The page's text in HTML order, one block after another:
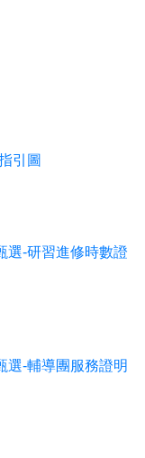
引圖
選-研習進修時數證
選-輔導團服務證明